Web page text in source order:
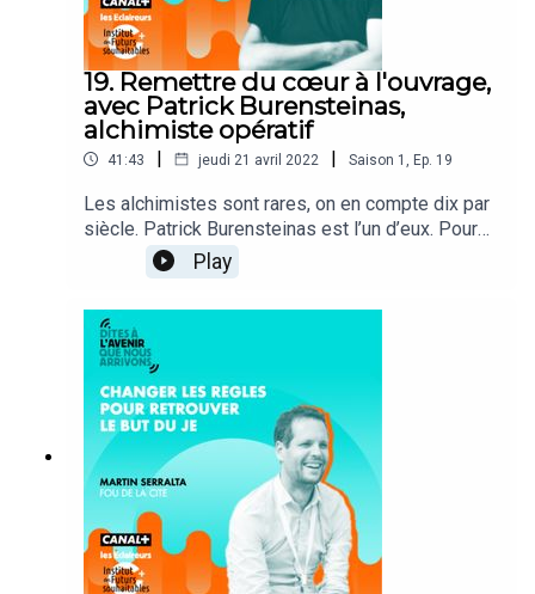
19. Remettre du cœur à l'ouvrage,
avec Patrick Burensteinas,
alchimiste opératif
41:43 | jeudi 21 avril 2022 | Saison 1 Ep. 19
Les alchimistes sont rares, on en compte dix par
siècle. Patrick Burensteinas est l’un d’eux. Pour
lui, il n'y a pas de différence entre la science et
l'Alchimie; ce ne sont que deux points de vue
retrouver sa place, de renouer le dialogue avec la
nature et avec lui-même, non pas dans une vision
magico-lyrique, mais dans un monde bien
réel. Une conversation sur la transmutation du
monde. Une leçon de sagesse ordinaire qui
passe par les méandres de l'extraordinaire.
Play